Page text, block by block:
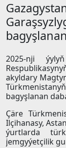
2025-nji
akyldary
bagyşlanan
Çäre
Ilçihanasy,
ýurtlarda
jemgyýetçilik